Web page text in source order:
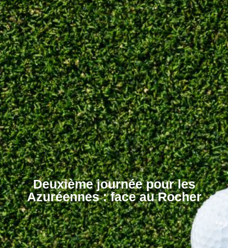
Deuxième journée pour les
Azuréennes : face au Rocher